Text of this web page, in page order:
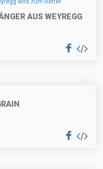
AUS WEYREGG